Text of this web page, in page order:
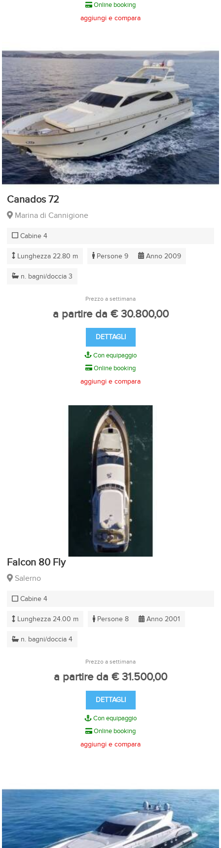
Online booking
aggiungi e compara
Canados 72
Marina di Cannigione
Cabine 4
Lunghezza 22.80 m Persone 9 Anno 2009
n. bagni/doccia 3
Prezzo a settimana
a partire da € 30.800,00
DETTAGLI
Con equipaggio
Online booking
aggiungi e compara
Falcon 80 Fly
Salerno
Cabine 4
Lunghezza 24.00 m Persone 8 Anno 2001
n. bagni/doccia 4
Prezzo a settimana
a partire da € 31.500,00
DETTAGLI
Con equipaggio
Online booking
aggiungi e compara